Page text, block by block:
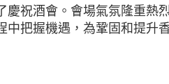
祝酒會。會場氣氛隆重熱
把握機遇，為鞏固和提升